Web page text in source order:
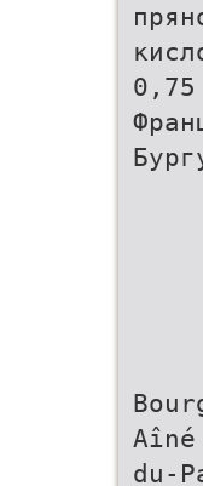
0,75
du-